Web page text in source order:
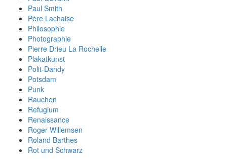
Paul Smith
Père Lachaise
Philosophie
Photographie
Pierre Drieu La Rochelle
Plakatkunst
Polit-Dandy
Potsdam
Punk
Rauchen
Refugium
Renaissance
Roger Willemsen
Roland Barthes
Rot und Schwarz